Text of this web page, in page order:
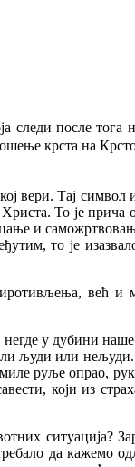
следи после
крста на
вери. Тај символ
То је
и
то је
већ
у дубини
људи или
руље опрао,
који из
ситуација?
да кажемо